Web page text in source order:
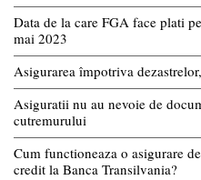
Data de la care FGA face plati
mai 2023
Asigurarea împotriva
Asiguratii nu au nevoie de
cutremurului
Cum functioneaza o asigurare
credit la Banca Transilvania?